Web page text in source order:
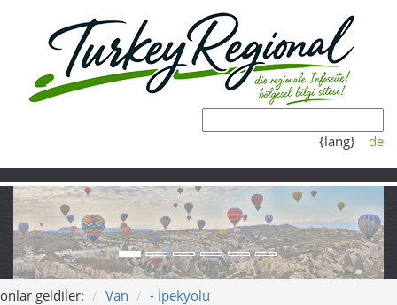
{lang} de
onlar geldiler: Van - İpekyolu